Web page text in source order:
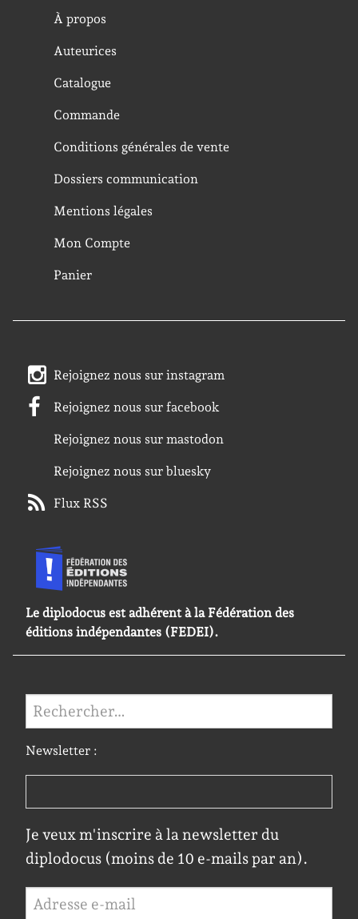
À propos
Auteurices
Catalogue
Commande
Conditions générales de vente
Dossiers communication
Mentions légales
Mon Compte
Panier
Rejoignez nous sur instagram
Rejoignez nous sur facebook
Rejoignez nous sur mastodon
Rejoignez nous sur bluesky
Flux RSS
Le diplodocus est adhérent à la Fédération des
éditions indépendantes (FEDEI).
Rechercher :
Newsletter :
Je veux m'inscrire à la newsletter du
diplodocus (moins de 10 e-mails par an).